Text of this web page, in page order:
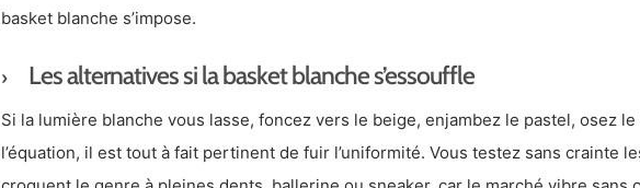
basket blanche s’impose.
Les alternatives si la basket blanche s’essouffle
Si la lumière blanche vous lasse, foncez vers le beige, enjambez le pastel, osez
l’équation, il est tout à fait pertinent de fuir l’uniformité. Vous testez sans crainte